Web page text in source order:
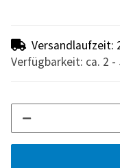
Versandlaufzeit:
Verfügbarkeit: ca. 2 -